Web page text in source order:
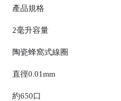
產品規格
2毫升容量
陶瓷蜂窩式線圈
直徑0.01mm
約650口